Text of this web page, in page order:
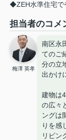
◆ZEH水準住宅で
担当者のコメ
梅澤 英孝
南区永
てのご
分の立
出かけ
建物は
の広々
ングは
りを感
リビン